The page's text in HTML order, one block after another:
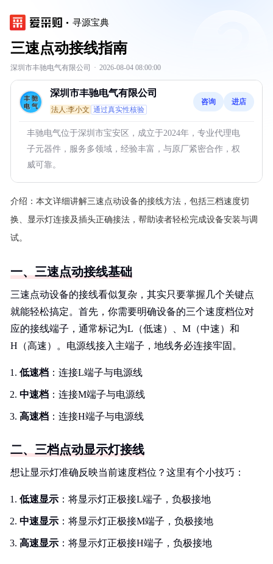
寻源宝典
三速点动接线指南
深圳市丰驰电气有限公司 · 2026-08-04 08:00:00
深圳市丰驰电气有限公司
法人:李小文 通过真实性核验
咨询 进店
丰驰电气位于深圳市宝安区，成立于2024年，专业代理电
子元器件，服务多领域，经验丰富，与原厂紧密合作，权
威可靠。
介绍： 本文详细讲解三速点动设备的接线方法，包括三档速度切
换、显示灯连接及插头正确接法，帮助读者轻松完成设备安装与调
试。
一、三速点动接线基础
三速点动设备的接线看似复杂，其实只要掌握几个关键点
就能轻松搞定。首先，你需要明确设备的三个速度档位对
应的接线端子，通常标记为L（低速）、M（中速）和
H（高速）。电源线接入主端子，地线务必连接牢固。
低速档 ：连接L端子与电源线
中速档 ：连接M端子与电源线
高速档 ：连接H端子与电源线
二、三档点动显示灯接线
想让显示灯准确反映当前速度档位？这里有个小技巧：
低速显示 ：将显示灯正极接L端子，负极接地
中速显示 ：将显示灯正极接M端子，负极接地
高速显示 ：将显示灯正极接H端子，负极接地